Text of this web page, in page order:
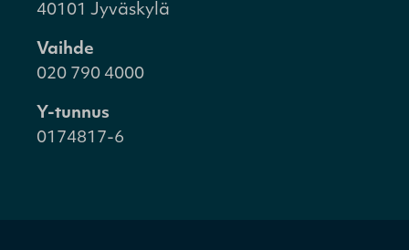
40101 Jyväskylä
Vaihde
020 790 4000
Y-tunnus
0174817-6